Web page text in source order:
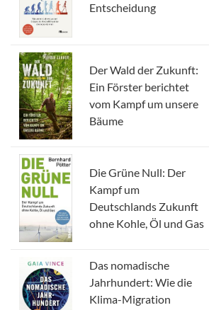
Entscheidung
Der Wald der Zukunft:
Ein Förster berichtet
vom Kampf um unsere
Bäume
Die Grüne Null: Der
Kampf um
Deutschlands Zukunft
ohne Kohle, Öl und Gas
Das nomadische
Jahrhundert: Wie die
Klima-Migration